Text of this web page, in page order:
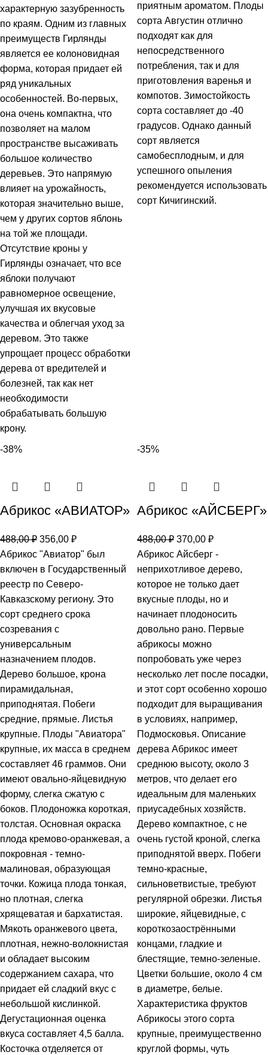
характерную зазубренность
по краям. Одним из главных
преимуществ Гирлянды
является ее колоновидная
форма, которая придает ей
ряд уникальных
особенностей. Во-первых,
она очень компактна, что
позволяет на малом
пространстве высаживать
большое количество
деревьев. Это напрямую
влияет на урожайность,
которая значительно выше,
чем у других сортов яблонь
на той же площади.
Отсутствие кроны у
Гирлянды означает, что все
яблоки получают
равномерное освещение,
улучшая их вкусовые
качества и облегчая уход за
деревом. Это также
упрощает процесс обработки
дерева от вредителей и
болезней, так как нет
необходимости
обрабатывать большую
крону.
приятным ароматом. Плоды
сорта Августин отлично
подходят как для
непосредственного
потребления, так и для
приготовления варенья и
компотов. Зимостойкость
сорта составляет до -40
градусов. Однако данный
сорт является
самобесплодным, и для
успешного опыления
рекомендуется использовать
сорт Кичигинский.
-38%
Абрикос «АВИАТОР»
488,00₽ 356,00 ₽
Абрикос "Авиатор" был
включен в Государственный
реестр по Северо-
Кавказскому региону. Это
сорт среднего срока
созревания с
универсальным
назначением плодов.
Дерево большое, крона
пирамидальная,
приподнятая. Побеги
средние, прямые. Листья
крупные. Плоды "Авиатора"
крупные, их масса в среднем
составляет 46 граммов. Они
имеют овально-яйцевидную
форму, слегка сжатую с
боков. Плодоножка короткая,
толстая. Основная окраска
плода кремово-оранжевая, а
покровная - темно-
малиновая, образующая
точки. Кожица плода тонкая,
но плотная, слегка
хрящеватая и бархатистая.
Мякоть оранжевого цвета,
плотная, нежно-волокнистая
и обладает высоким
содержанием сахара, что
придает ей сладкий вкус с
небольшой кислинкой.
Дегустационная оценка
вкуса составляет 4,5 балла.
Косточка отделяется от
-35%
Абрикос «АЙСБЕРГ»
488,00₽ 370,00 ₽
Абрикос Айсберг -
неприхотливое дерево,
которое не только дает
вкусные плоды, но и
начинает плодоносить
довольно рано. Первые
абрикосы можно
попробовать уже через
несколько лет после посадки,
и этот сорт особенно хорошо
подходит для выращивания
в условиях, например,
Подмосковья. Описание
дерева Абрикос имеет
среднюю высоту, около 3
метров, что делает его
идеальным для маленьких
приусадебных хозяйств.
Дерево компактное, с не
очень густой кроной, слегка
приподнятой вверх. Побеги
темно-красные,
сильноветвистые, требуют
регулярной обрезки. Листья
широкие, яйцевидные, с
короткозаострёнными
концами, гладкие и
блестящие, темно-зеленые.
Цветки большие, около 4 см
в диаметре, белые.
Характеристика фруктов
Абрикосы этого сорта
крупные, преимущественно
круглой формы, чуть